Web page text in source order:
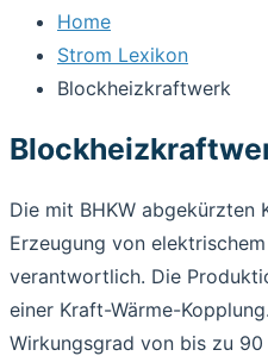
Home
Strom Lexikon
Blockheizkraftwerk
Die mit BHKW abgekürzten
Erzeugung von
verantwortlich. Die
einer Kraft-Wärme-
Wirkungsgrad von bis zu 90